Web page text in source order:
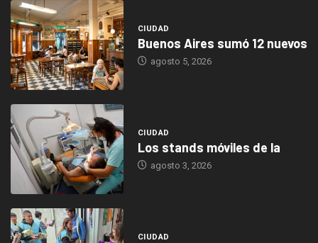
CIUDAD
Buenos Aires sumó 12 nuevos
agosto 5, 2026
CIUDAD
Los stands móviles de la
agosto 3, 2026
CIUDAD